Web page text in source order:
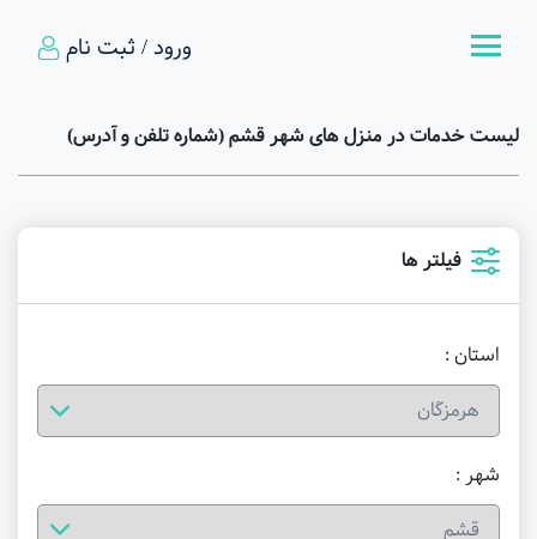
ورود / ثبت نام
لیست خدمات در منزل های شهر قشم (شماره تلفن و آدرس)
فیلتر ها
استان :
شهر :